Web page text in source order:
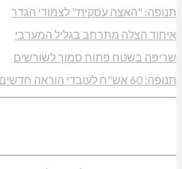
תנופה: "האצה עסקית" לצמודי הגדר
איחוד הצלה מתרחב בגליל המערבי
שריפה בשטח פתוח סמוך לשורשים
תנופה: 60 אש"ח לעובדי הוראה חדשים